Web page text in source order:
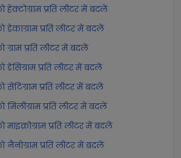
हेक्टोग्राम प्रति लीटर में बदलें
डेकाग्राम प्रति लीटर में बदलें
ग्राम प्रति लीटर में बदलें
डेसिग्राम प्रति लीटर में बदलें
सेंटिग्राम प्रति लीटर में बदलें
मिलीग्राम प्रति लीटर में बदलें
माइक्रोग्राम प्रति लीटर में बदलें
नैनोग्राम प्रति लीटर में बदलें